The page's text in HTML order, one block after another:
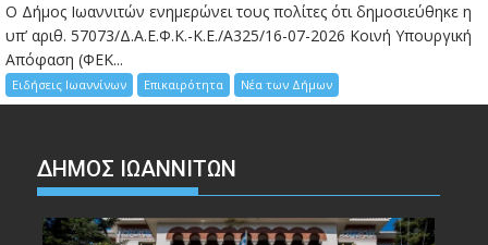
Ο Δήμος Ιωαννιτών ενημερώνει τους πολίτες ότι δημοσιεύθηκε η
υπ’ αριθ. 57073/Δ.Α.Ε.Φ.Κ.-Κ.Ε./Α325/16-07-2026 Κοινή Υπουργική
Απόφαση (ΦΕΚ...
Ειδήσεις Ιωαννίνων Επικαιρότητα Νέα των Δήμων
ΔΗΜΟΣ ΙΩΑΝΝΙΤΩΝ